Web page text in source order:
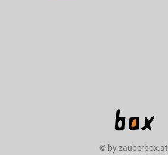
© by zauberbox.at